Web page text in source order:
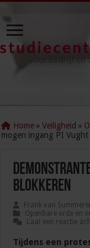
Home » Veiligheid »
mogen ingang PI
blokkeren
Frank van
Openbare orde en
Laat een reactie
Tijdens een